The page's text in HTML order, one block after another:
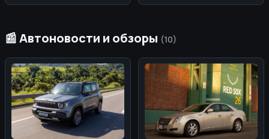
📰 Автоновости и обзоры (10)